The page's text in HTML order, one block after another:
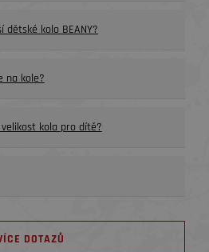
kolo BEANY?
na kole?
kola pro dítě?
DOTAZŮ